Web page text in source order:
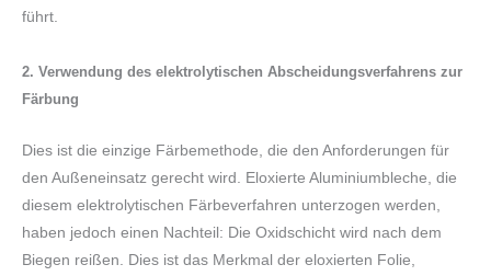
führt.
2. Verwendung des elektrolytischen Abscheidungsverfahrens zur
Färbung
Dies ist die einzige Färbemethode, die den Anforderungen für
den Außeneinsatz gerecht wird. Eloxierte Aluminiumbleche, die
diesem elektrolytischen Färbeverfahren unterzogen werden,
haben jedoch einen Nachteil: Die Oxidschicht wird nach dem
Biegen reißen. Dies ist das Merkmal der eloxierten Folie,